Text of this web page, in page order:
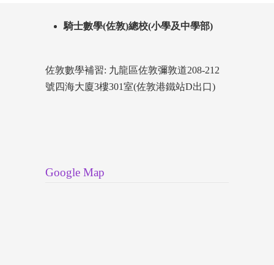
騎士數學(佐敦)總校(小學及中學部)
佐敦數學補習: 九龍區佐敦彌敦道208-212
號四海大廈3樓301室(佐敦港鐵站D出口)
Google Map